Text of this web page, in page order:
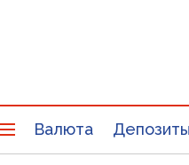
Валюта Депозиты